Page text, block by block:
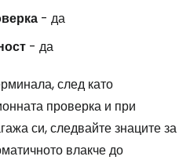
- да
- да
след като
проверка и при
си, следвайте знаците за
влакче до